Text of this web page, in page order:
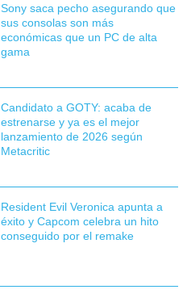
Sony saca pecho asegurando que
sus consolas son más
económicas que un PC de alta
gama
Candidato a GOTY: acaba de
estrenarse y ya es el mejor
lanzamiento de 2026 según
Metacritic
Resident Evil Veronica apunta a
éxito y Capcom celebra un hito
conseguido por el remake